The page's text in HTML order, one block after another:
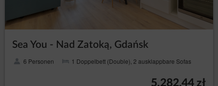
Sea You - Nad Zatoką, Gdańsk
6 Personen 1 Doppelbett (Double), 2 ausklappbare Sofas
5.282,44 zł